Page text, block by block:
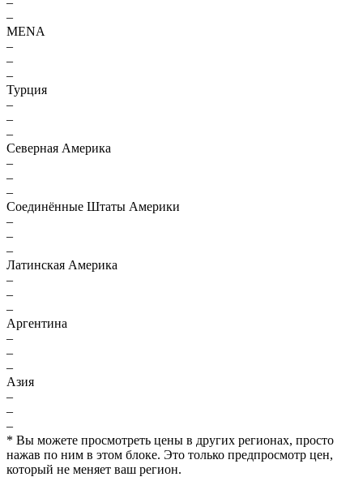
–
MENA
–
–
–
Турция
–
–
–
Северная Америка
–
–
–
Соединённые Штаты Америки
–
–
–
Латинская Америка
–
–
–
Аргентина
–
–
–
Азия
–
–
–
* Вы можете просмотреть цены в других регионах, просто
нажав по ним в этом блоке. Это только предпросмотр цен,
который не меняет ваш регион.